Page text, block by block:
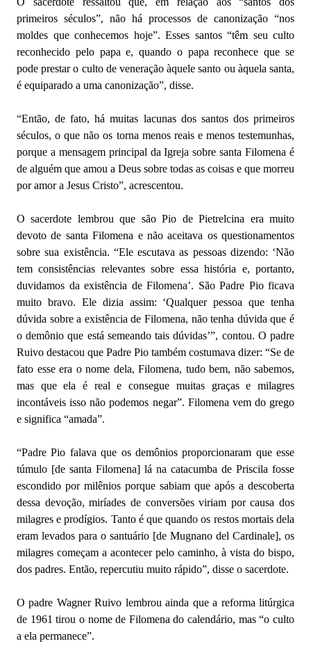
primeiros séculos”, não há processos de canonização “nos
moldes que conhecemos hoje”. Esses santos “têm seu culto
reconhecido pelo papa e, quando o papa reconhece que se
pode prestar o culto de veneração àquele santo ou àquela santa,
é equiparado a uma canonização”, disse.
“Então, de fato, há muitas lacunas dos santos dos primeiros
séculos, o que não os torna menos reais e menos testemunhas,
porque a mensagem principal da Igreja sobre santa Filomena é
de alguém que amou a Deus sobre todas as coisas e que morreu
por amor a Jesus Cristo”, acrescentou.
O sacerdote lembrou que são Pio de Pietrelcina era muito
devoto de santa Filomena e não aceitava os questionamentos
sobre sua existência. “Ele escutava as pessoas dizendo: ‘Não
tem consistências relevantes sobre essa história e, portanto,
duvidamos da existência de Filomena’. São Padre Pio ficava
muito bravo. Ele dizia assim: ‘Qualquer pessoa que tenha
dúvida sobre a existência de Filomena, não tenha dúvida que é
o demônio que está semeando tais dúvidas’”, contou. O padre
Ruivo destacou que Padre Pio também costumava dizer: “Se de
fato esse era o nome dela, Filomena, tudo bem, não sabemos,
mas que ela é real e consegue muitas graças e milagres
incontáveis isso não podemos negar”. Filomena vem do grego
e significa “amada”.
“Padre Pio falava que os demônios proporcionaram que esse
túmulo [de santa Filomena] lá na catacumba de Priscila fosse
escondido por milênios porque sabiam que após a descoberta
dessa devoção, miríades de conversões viriam por causa dos
milagres e prodígios. Tanto é que quando os restos mortais dela
eram levados para o santuário [de Mugnano del Cardinale], os
milagres começam a acontecer pelo caminho, à vista do bispo,
dos padres. Então, repercutiu muito rápido”, disse o sacerdote.
O padre Wagner Ruivo lembrou ainda que a reforma litúrgica
de 1961 tirou o nome de Filomena do calendário, mas “o culto
a ela permanece”.